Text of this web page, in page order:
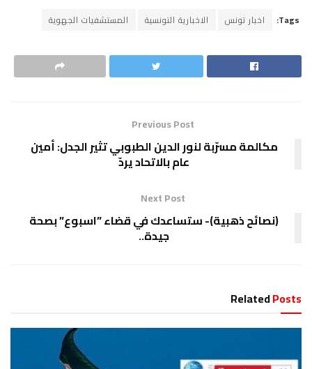
Tags: اخبار تونس الاخبارية التونسية المستشفيات الجهوية
Previous Post
مكالمة مسرّبة لنور الدين الطبوبي تثير الجدل: أمين
عام بالاتحاد يردّ
Next Post
(نصائح ذهبية)- ستساعدك في قضاء ”اسبوع” بصحة
جيدة..
RelatedPosts